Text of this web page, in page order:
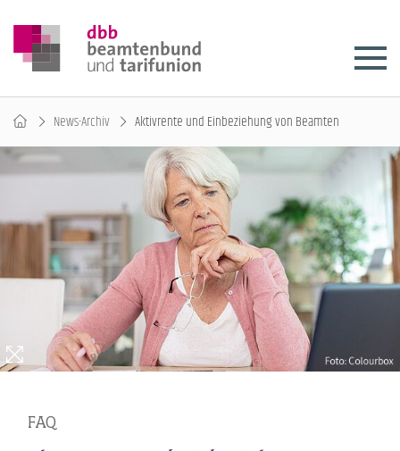
News-Archiv Aktivrente und Einbeziehung von Beamten
FAQ